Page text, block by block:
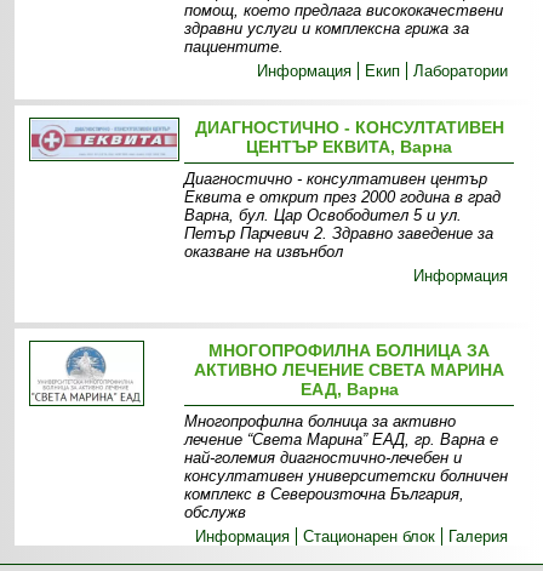
помощ, което предлага висококачествени
здравни услуги и комплексна грижа за
пациентите.
Информация
Екип Лаборатории
ДИАГНОСТИЧНО - КОНСУЛТАТИВЕН
ЦЕНТЪР ЕКВИТА, Варна
Диагностично - консултативен център
Еквита е открит през 2000 година в град
Варна, бул. Цар Освободител 5 и ул.
Петър Парчевич 2. Здравно заведение за
оказване на извънбол
Информация
МНОГОПРОФИЛНА БОЛНИЦА ЗА
АКТИВНО ЛЕЧЕНИЕ СВЕТА МАРИНА
ЕАД, Варна
Многопрофилна болница за активно
лечение “Света Марина” ЕАД, гр. Варна е
най-големия диагностично-лечебен и
консултативен университетски болничен
комплекс в Североизточна България,
обслужв
Информация
Стационарен блок Галерия